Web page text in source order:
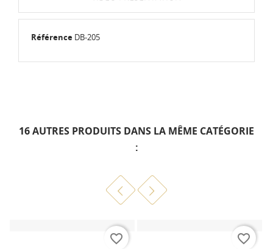
Référence DB-205
16 AUTRES PRODUITS DANS LA MÊME CATÉGORIE
:
favorite_border favorite_border